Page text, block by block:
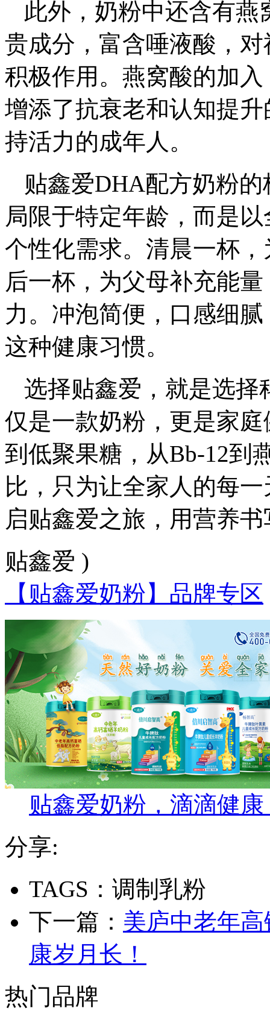
此外，奶粉中还含有
贵成分，富含唾液酸，
积极作用。燕窝酸的加
增添了抗衰老和认知提
持活力的成年人。
贴鑫爱DHA配方奶粉
局限于特定年龄，而是
个性化需求。清晨一杯
后一杯，为父母补充能
力。冲泡简便，口感细
这种健康习惯。
选择贴鑫爱，就是选择
仅是一款奶粉，更是家
到低聚果糖，从Bb-12到
比，只为让全家人的每
启贴鑫爱之旅，用营养
贴鑫爱 )
【贴鑫爱奶粉】品牌专区
贴鑫爱奶粉，滴滴健
分享:
TAGS：调制乳粉
下一篇： 美庐中老年
康岁月长！
热门品牌